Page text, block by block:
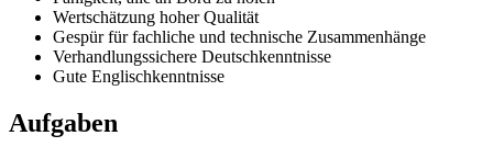
Wertschätzung hoher Qualität
Gespür für fachliche und technische Zusammenhänge
Verhandlungssichere Deutschkenntnisse
Gute Englischkenntnisse
Aufgaben